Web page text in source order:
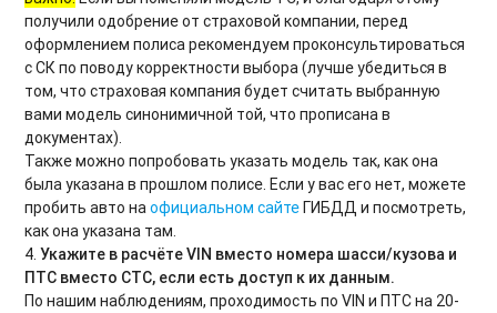
получили одобрение от страховой компании, перед
оформлением полиса рекомендуем проконсультироваться
с СК по поводу корректности выбора (лучше убедиться в
том, что страховая компания будет считать выбранную
вами модель синонимичной той, что прописана в
документах).
Также можно попробовать указать модель так, как она
была указана в прошлом полисе. Если у вас его нет, можете
пробить авто наофициальном сайтеГИБДД и посмотреть,
как она указана там.
4. Укажите в расчёте VIN вместо номера шасси/кузова и
ПТС вместо СТС, если есть доступ к их данным.
По нашим наблюдениям, проходимость по VIN и ПТС на 20-